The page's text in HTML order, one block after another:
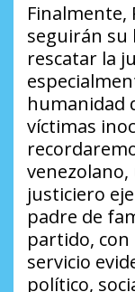
Finalmente,
seguirán su
rescatar la
humanidad
víctimas
justiciero
padre de
partido, con
servicio
político,